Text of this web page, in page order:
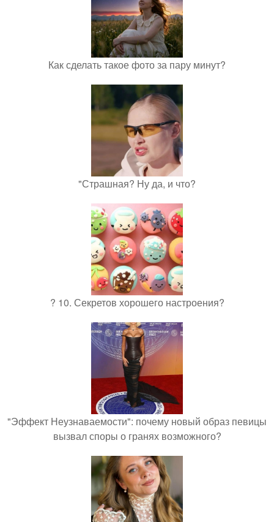
Как сделать такое фото за пару минут?
"Страшная? Ну да, и что?
? 10. Секретов хорошего настроения?
"Эффект Неузнаваемости": почему новый образ певицы
вызвал споры о гранях возможного?